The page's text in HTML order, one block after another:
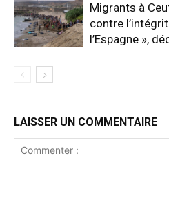
Migrants à
contre
l’Espagne »,
LAISSER UN COMMENTAIRE